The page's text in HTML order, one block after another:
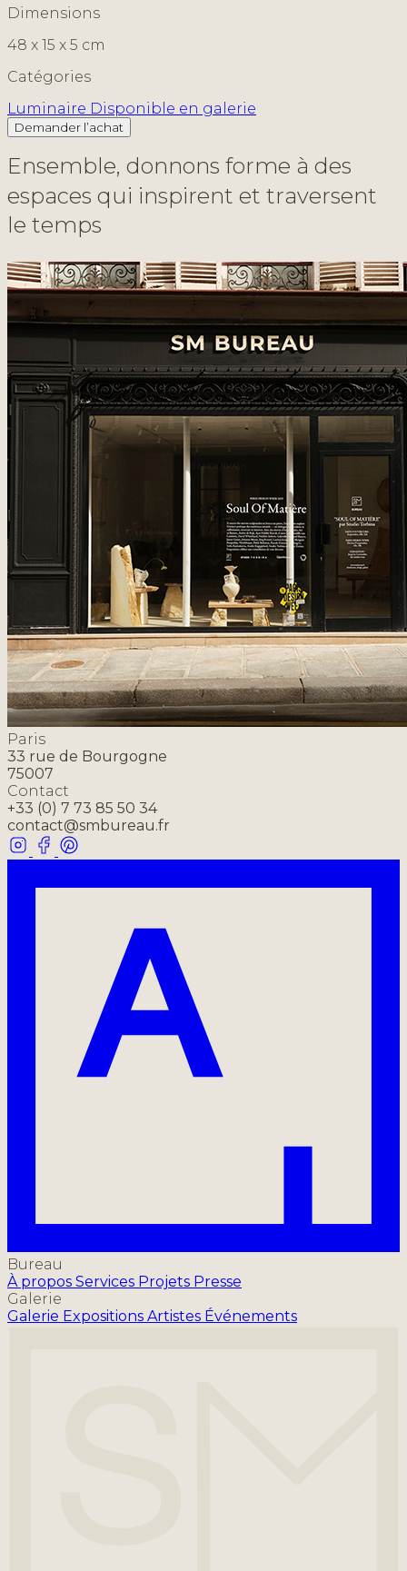
Dimensions
48 x 15 x 5 cm
Catégories
Luminaire Disponible en galerie
Demander l’achat
Ensemble, donnons forme à des
espaces qui inspirent et traversent
le temps
Paris
33 rue de Bourgogne
75007
Contact
+33 (0) 7 73 85 50 34
contact@smbureau.fr
Bureau
À propos Services Projets Presse
Galerie
Galerie Expositions Artistes Événements